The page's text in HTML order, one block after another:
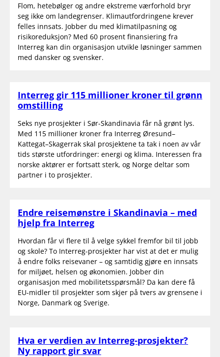
Flom, hetebølger og andre ekstreme værforhold bryr
seg ikke om landegrenser. Klimautfordringene krever
felles innsats. Jobber du med klimatilpasning og
risikoreduksjon? Med 60 prosent finansiering fra
Interreg kan din organisasjon utvikle løsninger sammen
med dansker og svensker.
Interreg gir 115 millioner kroner til grønn
omstilling
Seks nye prosjekter i Sør-Skandinavia får nå grønt lys.
Med 115 millioner kroner fra Interreg Øresund–
Kattegat–Skagerrak skal prosjektene ta tak i noen av vår
tids største utfordringer: energi og klima. Interessen fra
norske aktører er fortsatt sterk, og Norge deltar som
partner i to prosjekter.
Endre reisemønstre i Skandinavia – med
hjelp fra Interreg
Hvordan får vi flere til å velge sykkel fremfor bil til jobb
og skole? To Interreg-prosjekter har vist at det er mulig
å endre folks reisevaner – og samtidig gjøre en innsats
for miljøet, helsen og økonomien. Jobber din
organisasjon med mobilitetsspørsmål? Da kan dere få
EU-midler til prosjekter som skjer på tvers av grensene i
Norge, Danmark og Sverige.
Hva er verdien av Interreg-prosjekter?
Ny rapport gir svar